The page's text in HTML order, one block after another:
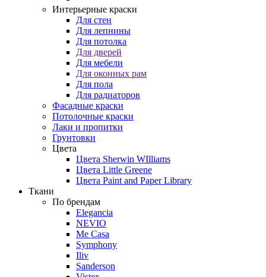
Интерьерные краски
Для стен
Для лепнины
Для потолка
Для дверей
Для мебели
Для оконных рам
Для пола
Для радиаторов
Фасадные краски
Потолочные краски
Лаки и пропитки
Грунтовки
Цвета
Цвета Sherwin WIlliams
Цвета Little Greene
Цвета Paint and Paper Library
Ткани
По брендам
Elegancia
NEVIO
Me Casa
Symphony
Iliv
Sanderson